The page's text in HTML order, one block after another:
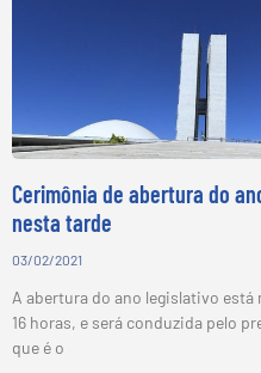
Cerimônia de abertura do
nesta tarde
03/02/2021
A abertura do ano legislativo
16 horas, e será conduzida pelo
que é o